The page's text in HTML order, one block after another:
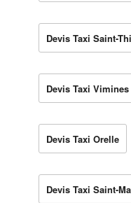
Devis Taxi Saint-
Devis Taxi Vimines
Devis Taxi Orelle
Devis Taxi Saint-